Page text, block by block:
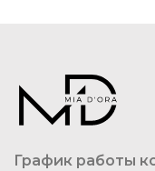
График работы